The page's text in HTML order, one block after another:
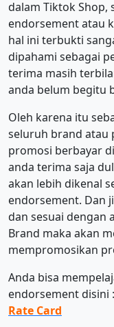
dalam Tiktok Shop,
endorsement atau
hal ini terbukti
dipahami sebagai
terima masih
anda belum begitu
Oleh karena itu
seluruh brand atau
promosi berbayar
anda terima saja
akan lebih dikenal
endorsement. Dan
dan sesuai dengan
Brand maka akan
mempromosikan
Anda bisa
endorsement disini :
Rate Card